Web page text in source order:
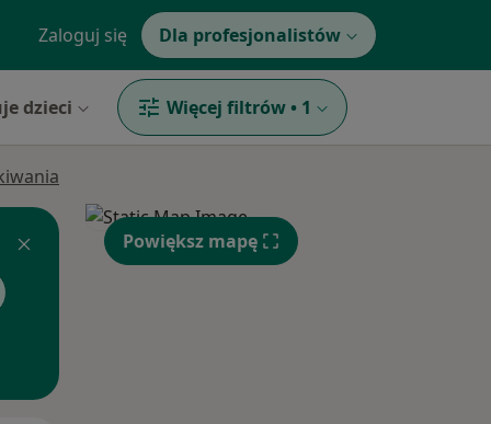
Zaloguj się Dla profesjonalistów
dzieci Więcej filtrów • 1
Powiększ mapę